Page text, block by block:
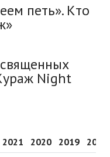
петь». Кто
Night
2021 2020 2019 2018